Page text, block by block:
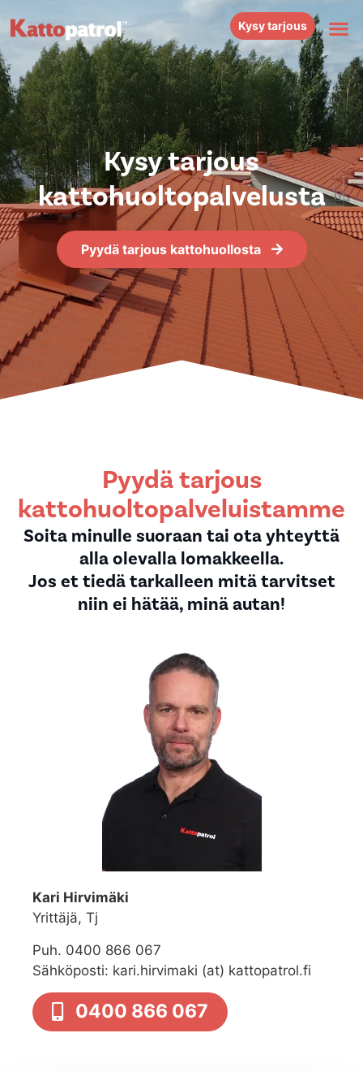
Kysy tarjous
Kysy tarjous
kattohuoltopalvelusta
Pyydä tarjous kattohuollosta
Pyydä tarjous
kattohuoltopalveluistamme
Soita minulle suoraan tai ota yhteyttä
alla olevalla lomakkeella.
Jos et tiedä tarkalleen mitä tarvitset
niin ei hätää, minä autan!
Kari Hirvimäki
Yrittäjä, Tj
Puh. 0400 866 067
Sähköposti: kari.hirvimaki (at) kattopatrol.fi
0400 866 067